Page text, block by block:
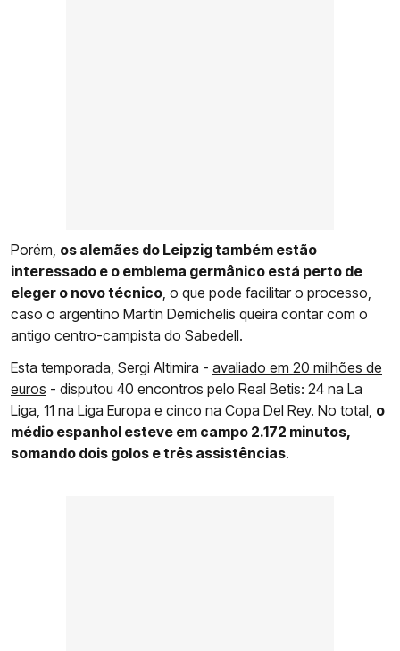
Porém, os alemães do Leipzig também estão
interessado e o emblema germânico está perto de
eleger o novo técnico, o que pode facilitar o processo,
caso o argentino Martín Demichelis queira contar com o
antigo centro-campista do Sabedell.
Esta temporada, Sergi Altimira - avaliado em 20 milhões de
euros - disputou 40 encontros pelo Real Betis: 24 na La
Liga, 11 na Liga Europa e cinco na Copa Del Rey. No total, o
médio espanhol esteve em campo 2.172 minutos,
somando dois golos e três assistências.